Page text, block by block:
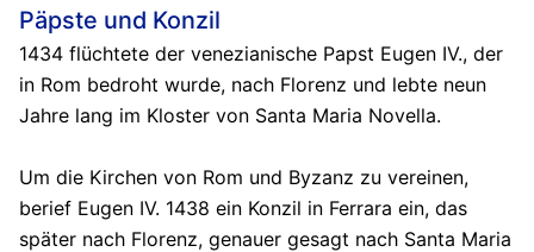
Päpste und Konzil
1434 flüchtete der venezianische Papst Eugen IV., der
in Rom bedroht wurde, nach Florenz und lebte neun
Jahre lang im Kloster von Santa Maria Novella.
Um die Kirchen von Rom und Byzanz zu vereinen,
berief Eugen IV. 1438 ein Konzil in Ferrara ein, das
später nach Florenz, genauer gesagt nach Santa Maria